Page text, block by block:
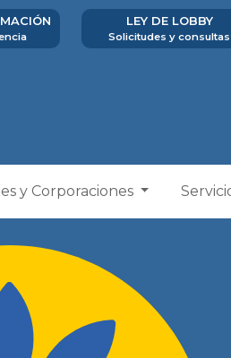
LEY DE LOBBY
Solicitudes y consultas
y Corporaciones